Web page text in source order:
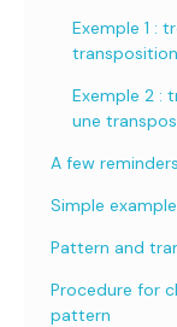
Exemple 1 :
transposition
Exemple 2 :
une
A few
Simple example
Pattern and
Procedure for
pattern